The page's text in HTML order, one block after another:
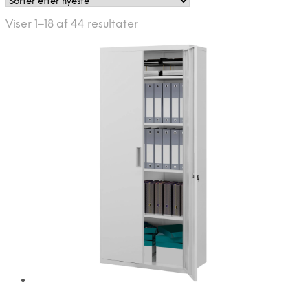
Viser 1–18 af 44 resultaterSorteret
seneste